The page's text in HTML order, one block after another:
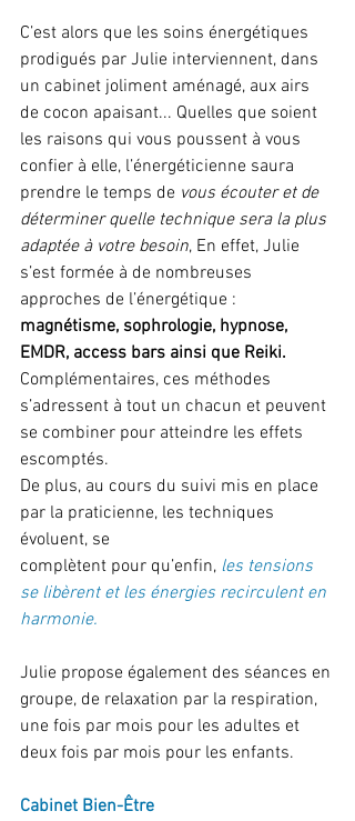
C’est alors que les soins énergétiques
prodigués par Julie interviennent, dans
un cabinet joliment aménagé, aux airs
de cocon apaisant... Quelles que soient
les raisons qui vous poussent à vous
confier à elle, l’énergéticienne saura
prendre le temps de vous écouter et de
déterminer quelle technique sera la plus
adaptée à votre besoin, En effet, Julie
s’est formée à de nombreuses
approches de l’énergétique :
magnétisme, sophrologie, hypnose,
EMDR, access bars ainsi que Reiki.
Complémentaires, ces méthodes
s’adressent à tout un chacun et peuvent
se combiner pour atteindre les effets
escomptés.
De plus, au cours du suivi mis en place
par la praticienne, les techniques
évoluent, se
complètent pour qu’enfin, les tensions
se libèrent et les énergies recirculent en
harmonie.
Julie propose également des séances en
groupe, de relaxation par la respiration,
une fois par mois pour les adultes et
deux fois par mois pour les enfants.
Cabinet Bien-Être